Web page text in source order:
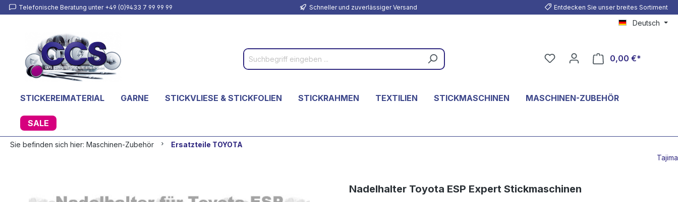
springen
Telefonische Beratung unter +49 (0)9433 7 99 99 99 Schneller und zuverlässiger Versand Entdecken Sie unser breites Sortiment
Deutsch
0,00 €*
STICKEREIMATERIAL GARNE STICKVLIESE & STICKFOLIEN STICKRAHMEN TEXTILIEN STICKMASCHINEN MASCHINEN-ZUBEHÖR
SALE
Sie befinden sich hier: Maschinen-Zubehör
Ersatzteile TOYOTA
Tajima
Nadelhalter Toyota ESP Expert Stickmaschinen